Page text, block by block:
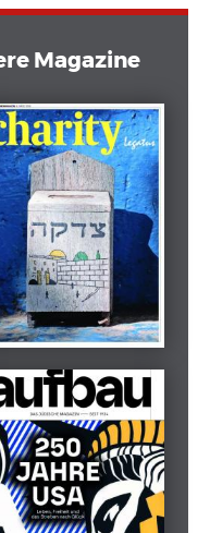
Magazine
März 2026
Beilage